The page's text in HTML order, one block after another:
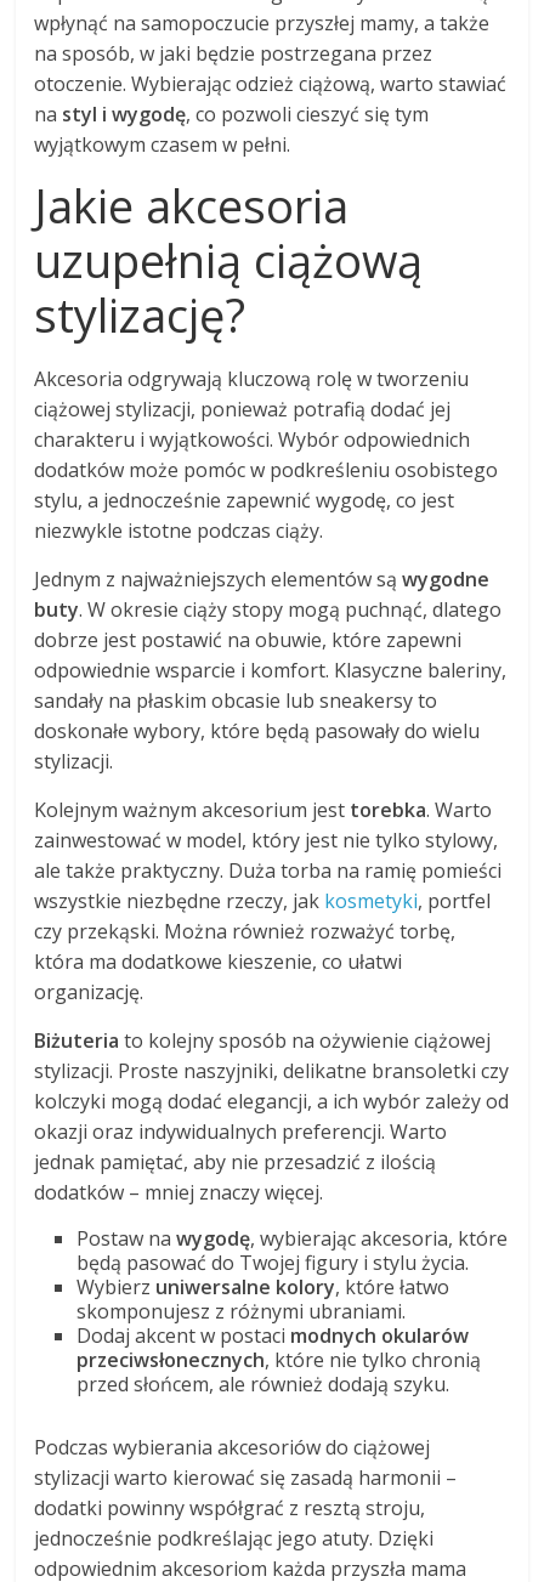
wpłynąć na samopoczucie przyszłej mamy, a także
na sposób, w jaki będzie postrzegana przez
otoczenie. Wybierając odzież ciążową, warto stawiać
na styl i wygodę, co pozwoli cieszyć się tym
wyjątkowym czasem w pełni.
Jakie akcesoria
uzupełnią ciążową
stylizację?
Akcesoria odgrywają kluczową rolę w tworzeniu
ciążowej stylizacji, ponieważ potrafią dodać jej
charakteru i wyjątkowości. Wybór odpowiednich
dodatków może pomóc w podkreśleniu osobistego
stylu, a jednocześnie zapewnić wygodę, co jest
niezwykle istotne podczas ciąży.
Jednym z najważniejszych elementów sąwygodne
buty. W okresie ciąży stopy mogą puchnąć, dlatego
dobrze jest postawić na obuwie, które zapewni
odpowiednie wsparcie i komfort. Klasyczne baleriny,
sandały na płaskim obcasie lub sneakersy to
doskonałe wybory, które będą pasowały do wielu
stylizacji.
Kolejnym ważnym akcesorium jest torebka. Warto
zainwestować w model, który jest nie tylko stylowy,
ale także praktyczny. Duża torba na ramię pomieści
wszystkie niezbędne rzeczy, jak kosmetyki, portfel
czy przekąski. Można również rozważyć torbę,
która ma dodatkowe kieszenie, co ułatwi
organizację.
Biżuteria to kolejny sposób na ożywienie ciążowej
stylizacji. Proste naszyjniki, delikatne bransoletki czy
kolczyki mogą dodać elegancji, a ich wybór zależy od
okazji oraz indywidualnych preferencji. Warto
jednak pamiętać, aby nie przesadzić z ilością
dodatków – mniej znaczy więcej.
Postaw nawygodę, wybierając akcesoria, które
będą pasować do Twojej figury i stylu życia.
Wybierz uniwersalne kolory, które łatwo
skomponujesz z różnymi ubraniami.
Dodaj akcent w postaci modnych okularów
przeciwsłonecznych, które nie tylko chronią
przed słońcem, ale również dodają szyku.
Podczas wybierania akcesoriów do ciążowej
stylizacji warto kierować się zasadą harmonii –
dodatki powinny współgrać z resztą stroju,
jednocześnie podkreślając jego atuty. Dzięki
odpowiednim akcesoriom każda przyszła mama